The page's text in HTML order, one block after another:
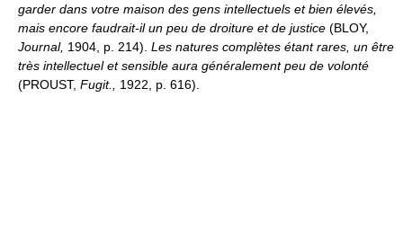
garder dans votre maison des gens intellectuels et bien élevés,
mais encore faudrait-il un peu de droiture et de justice (BLOY,
Journal, 1904, p. 214). Les natures complètes étant rares, un être
très intellectuel et sensible aura généralement peu de volonté
(PROUST, Fugit., 1922, p. 616).